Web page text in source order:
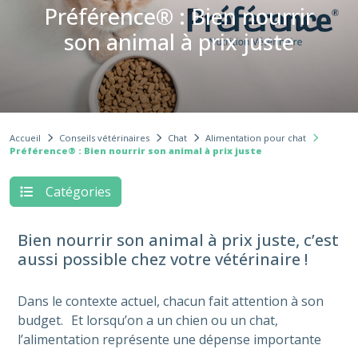
Préférence® : Bien nourrir
son animal à prix juste
Accueil Conseils vétérinaires Chat
Alimentation pour chat
Préférence® : Bien nourrir son animal à prix juste
Catégories
Bien nourrir son animal à prix juste, c’est
aussi possible chez votre vétérinaire !
Dans le contexte actuel, chacun fait attention à son
budget. Et lorsqu’on a un chien ou un chat,
l’alimentation représente une dépense importante